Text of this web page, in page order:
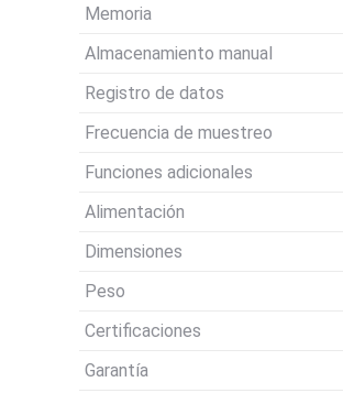
Memoria
Almacenamiento manual
Registro de datos
Frecuencia de muestreo
Funciones adicionales
Alimentación
Dimensiones
Peso
Certificaciones
Garantía